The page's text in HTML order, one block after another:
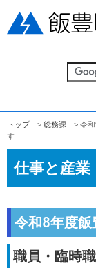
トップ > 総務課
> 令
す
仕事と産業
令和8年度
職員・臨時